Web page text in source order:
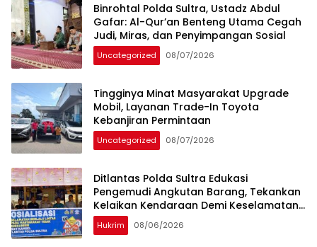
Binrohtal Polda Sultra, Ustadz Abdul
Gafar: Al-Qur’an Benteng Utama Cegah
Judi, Miras, dan Penyimpangan Sosial
Uncategorized 08/07/2026
Tingginya Minat Masyarakat Upgrade
Mobil, Layanan Trade-In Toyota
Kebanjiran Permintaan
Uncategorized 08/07/2026
Ditlantas Polda Sultra Edukasi
Pengemudi Angkutan Barang, Tekankan
Kelaikan Kendaraan Demi Keselamatan
Berlalu Lintas
Hukrim 08/06/2026